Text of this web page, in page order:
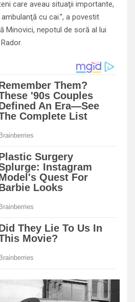
care aveau situaţii importante,
cu cai.”, a povestit
Minovici, nepotul de soră al lui